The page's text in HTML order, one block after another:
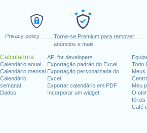
Privacy policy
Torne-se Premium para remover
anúncios e mais
Calculadora
Calendário anual
Calendário mensal
Calendário
semanal
Dados
API for developers
Exportação padrão do Excel
Exportação personalizada do
Excel
Exportar calendário em PDF
Incorporar um widget
Todo
Meus
Meu
O
férias
Café